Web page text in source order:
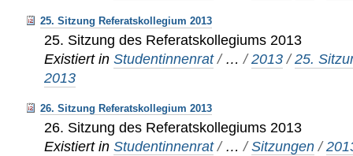
25. Sitzung Referatskollegium 2013
25. Sitzung des Referatskollegiums 2013
Existiert in Studentinnenrat / …/2013 /25.
2013
26. Sitzung Referatskollegium 2013
26. Sitzung des Referatskollegiums 2013
Existiert in Studentinnenrat / …/Sitzungen /